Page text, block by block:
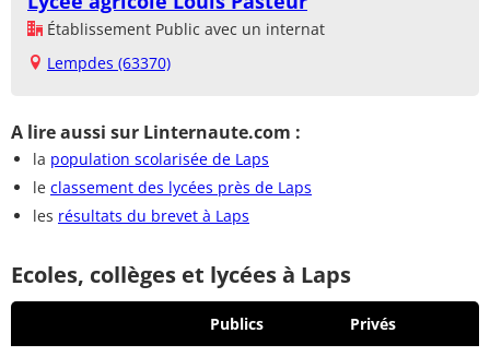
Établissement Public avec un internat
Lempdes (63370)
A lire aussi sur Linternaute.com :
la population scolarisée de Laps
le classement des lycées près de Laps
les résultats du brevet à Laps
Ecoles, collèges et lycées à Laps
Publics Privés